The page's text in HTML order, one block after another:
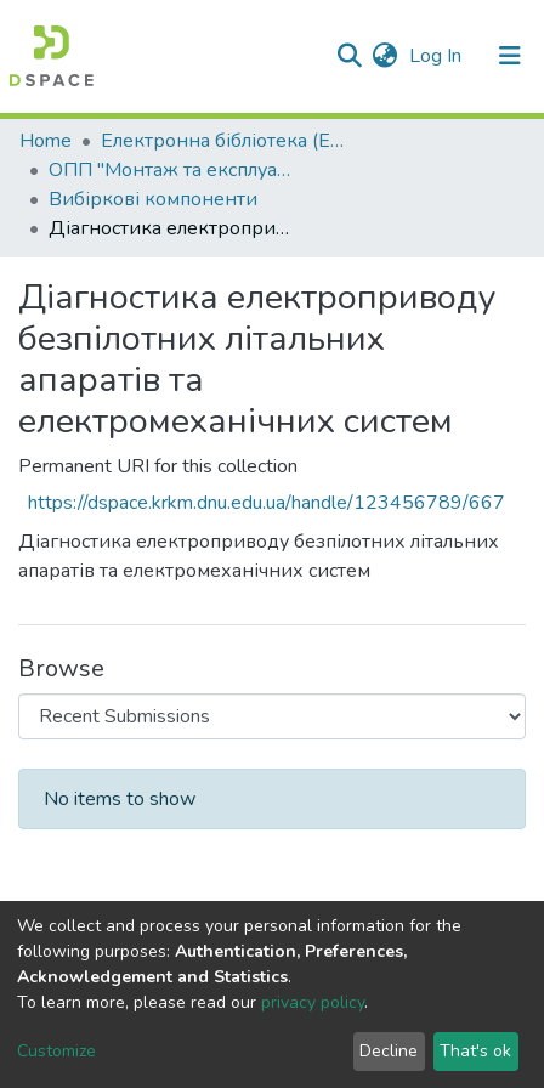
Log In (current)
Communities & Collections
All of DSpace
Statistics
Home
Електронна бібліотека (E-Book)
ОПП "Монтаж та експлуатація електроустаткування підприємств та цивільних споруд"
Вибіркові компоненти
Діагностика електроприводу безпілотних літальних апаратів та електромеханічних систем
Діагностика електроприводу
безпілотних літальних
апаратів та
електромеханічних систем
Permanent URI for this collection
https://dspace.krkm.dnu.edu.ua/handle/123456789/667
Діагностика електроприводу безпілотних літальних
апаратів та електромеханічних систем
Browse
Recent Submissions
No items to show
DSpace software copyright © 2002-2026
Cookie
End User
Agreement
Send
Feedback
We collect and process your personal information for the
following purposes: Authentication, Preferences,
Acknowledgement and Statistics.
To learn more, please read our privacy policy.
Customize Decline That's ok